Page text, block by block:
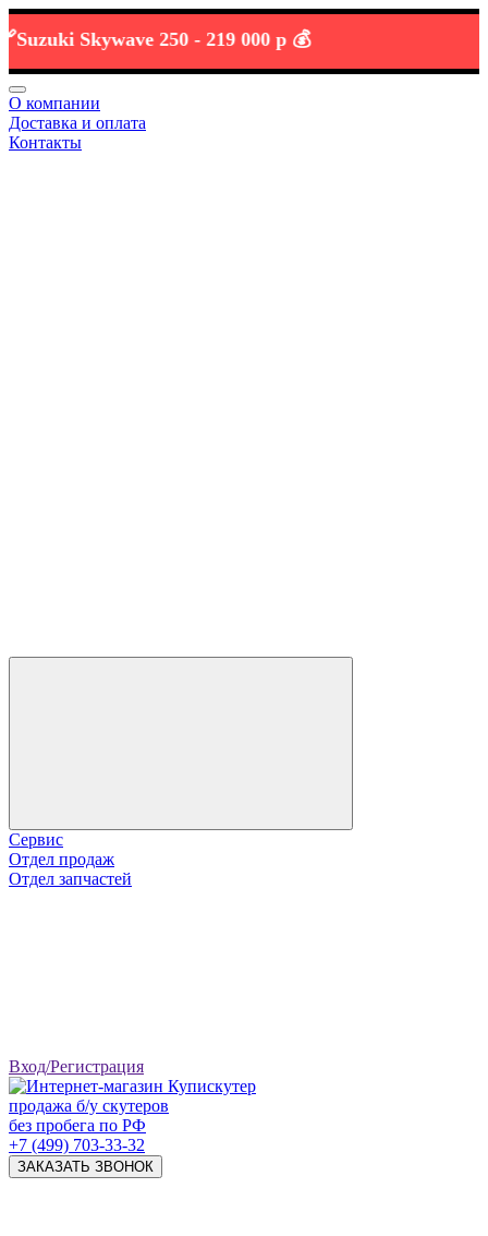
Skywave 250 -219 000 р 💰
О компании
Доставка и оплата
Контакты
Сервис
Отдел продаж
Отдел запчастей
Вход/Регистрация
продажа б/у скутеров
без пробега по РФ
+7 (499) 703-33-32
ЗАКАЗАТЬ ЗВОНОК